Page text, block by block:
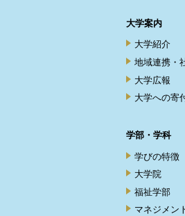
大学案内
大学紹介
地域連携・
大学広報
大学への寄
学部・学科
学びの特徴
大学院
福祉学部
マネジメン